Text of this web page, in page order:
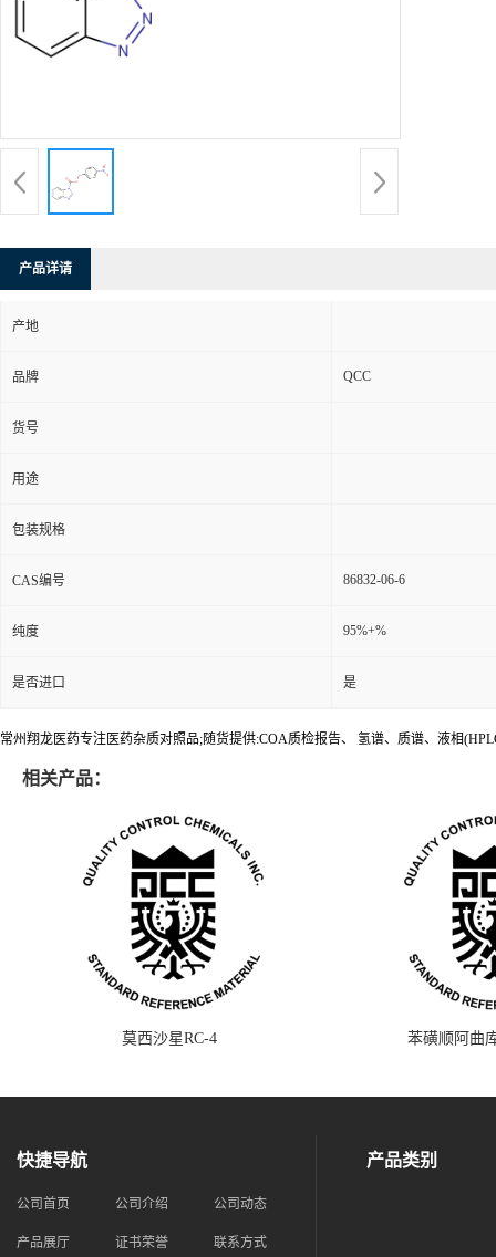
产品详请
产地
品牌 QCC
货号
用途
包装规格
CAS编号 86832-06-6
纯度 95%+%
是否进口 是
常州翔龙医药专注医药杂质对照品;随货提供:COA质检报告、 氢谱、质谱、液相
相关产品：
莫西沙星RC-4 苯磺顺阿曲
快捷导航
公司首页 公司介绍 公司动态
产品展厅 证书荣誉 联系方式
产品类别